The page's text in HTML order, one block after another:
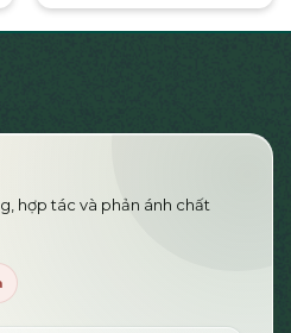
hợp tác và phản ánh chất